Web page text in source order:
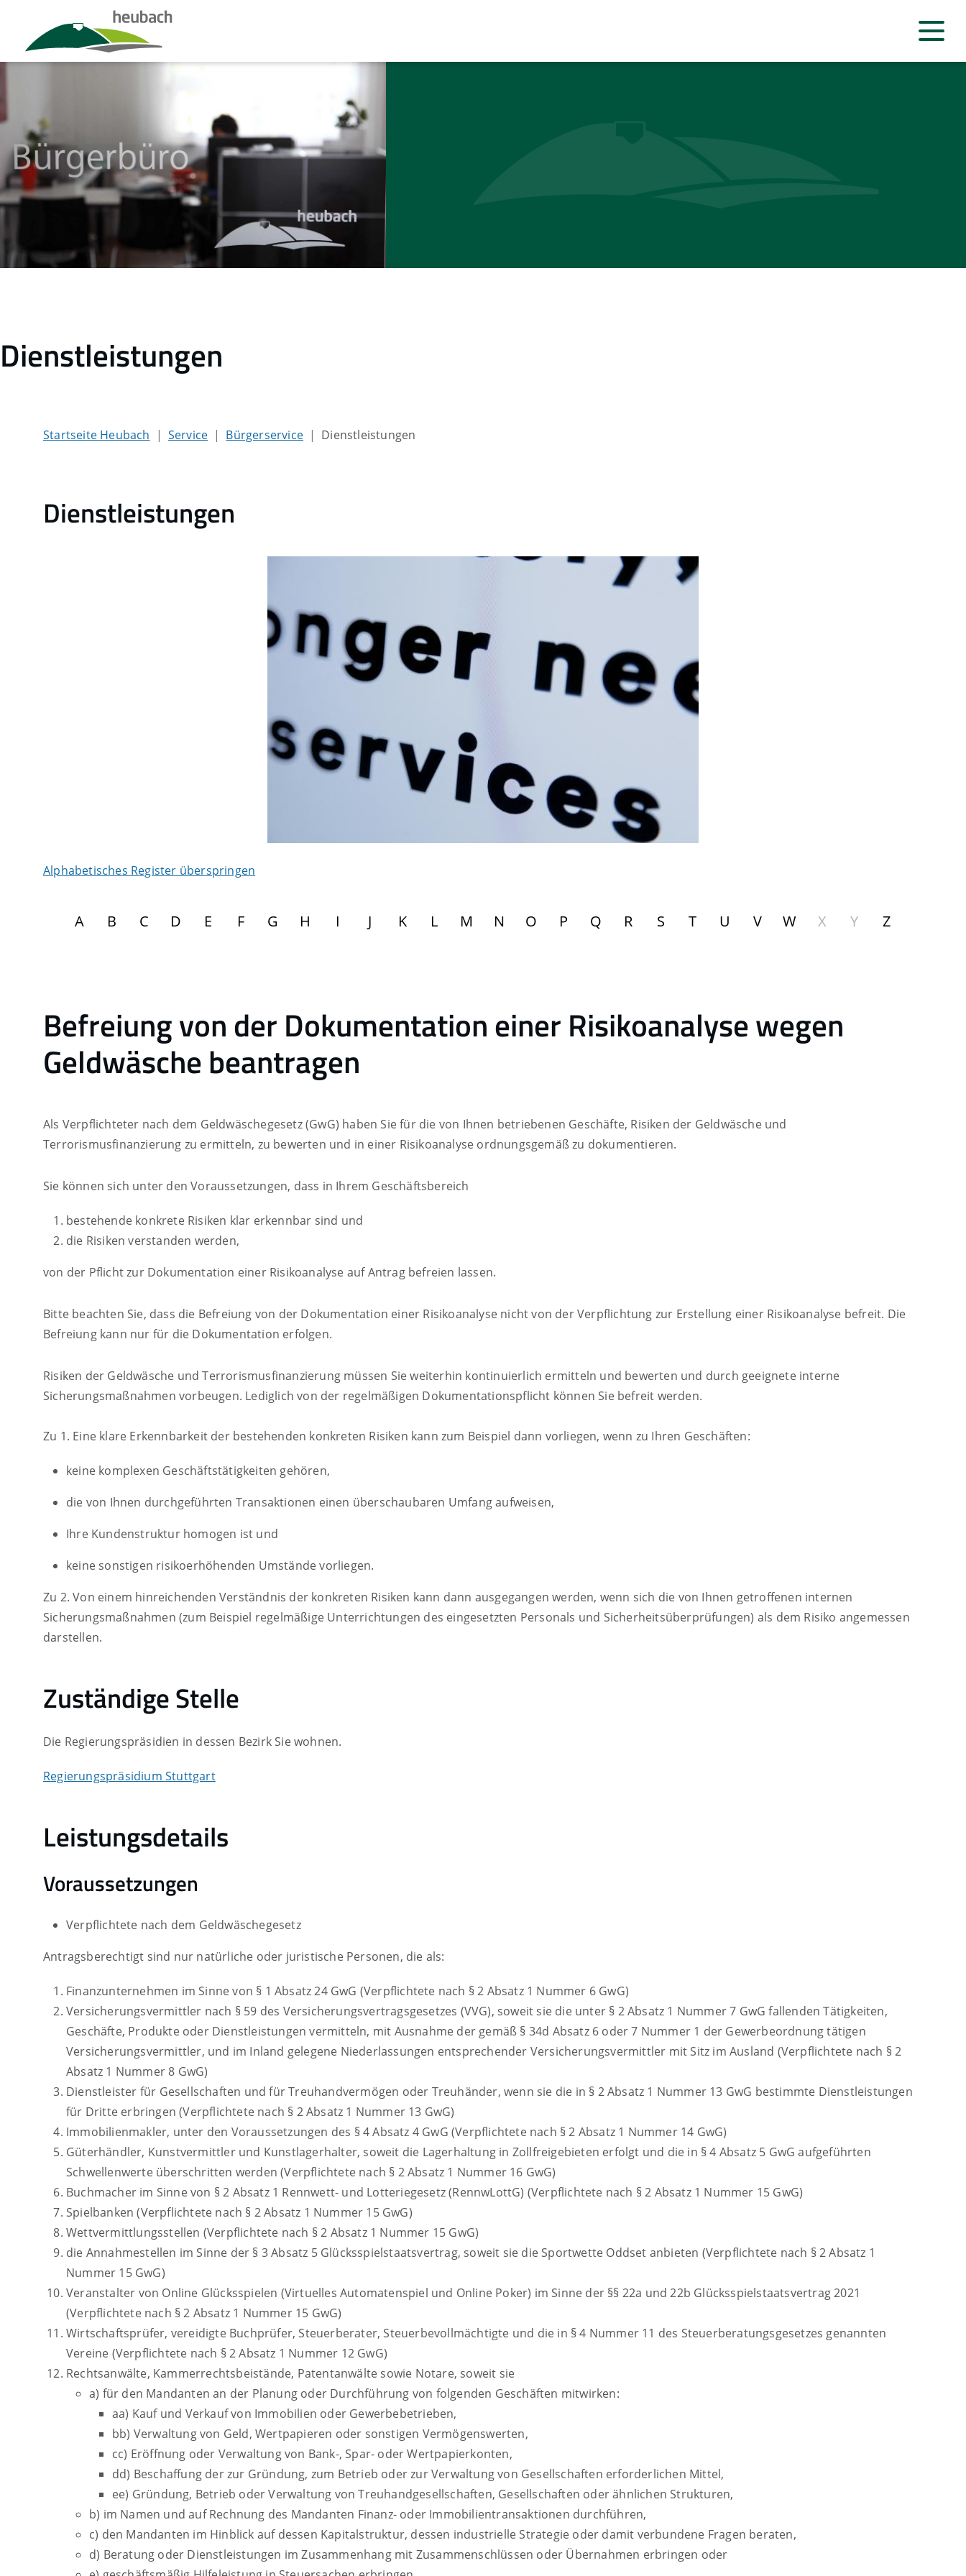
Dienstleistungen
Startseite Heubach Service Bürgerservice Dienstleistungen
Dienstleistungen
Alphabetisches Register überspringen
A B C D E F G H I J K L M N O P Q R S T U V W X Y Z
Befreiung von der Dokumentation einer Risikoanalyse wegen
Geldwäsche beantragen
Als Verpflichteter nach dem Geldwäschegesetz (GwG) haben Sie für die von Ihnen betriebenen Geschäfte, Risiken der Geldwäsche und
Terrorismusfinanzierung zu ermitteln, zu bewerten und in einer Risikoanalyse ordnungsgemäß zu dokumentieren.
Sie können sich unter den Voraussetzungen, dass in Ihrem Geschäftsbereich
bestehende konkrete Risiken klar erkennbar sind und
die Risiken verstanden werden,
von der Pflicht zur Dokumentation einer Risikoanalyse auf Antrag befreien lassen.
Bitte beachten Sie, dass die Befreiung von der Dokumentation einer Risikoanalyse nicht von der Verpflichtung zur Erstellung einer Risikoanalyse befreit. Die
Befreiung kann nur für die Dokumentation erfolgen.
Risiken der Geldwäsche und Terrorismusfinanzierung müssen Sie weiterhin kontinuierlich ermitteln und bewerten und durch geeignete interne
Sicherungsmaßnahmen vorbeugen. Lediglich von der regelmäßigen Dokumentationspflicht können Sie befreit werden.
Zu 1. Eine klare Erkennbarkeit der bestehenden konkreten Risiken kann zum Beispiel dann vorliegen, wenn zu Ihren Geschäften:
keine komplexen Geschäftstätigkeiten gehören,
die von Ihnen durchgeführten Transaktionen einen überschaubaren Umfang aufweisen,
Ihre Kundenstruktur homogen ist und
keine sonstigen risikoerhöhenden Umstände vorliegen.
Zu 2. Von einem hinreichenden Verständnis der konkreten Risiken kann dann ausgegangen werden, wenn sich die von Ihnen getroffenen internen
Sicherungsmaßnahmen (zum Beispiel regelmäßige Unterrichtungen des eingesetzten Personals und Sicherheitsüberprüfungen) als dem Risiko angemessen
darstellen.
Zuständige Stelle
Die Regierungspräsidien in dessen Bezirk Sie wohnen.
Regierungspräsidium Stuttgart
Leistungsdetails
Voraussetzungen
Verpflichtete nach dem Geldwäschegesetz
Antragsberechtigt sind nur natürliche oder juristische Personen, die als:
Finanzunternehmen im Sinne von § 1 Absatz 24 GwG (Verpflichtete nach § 2 Absatz 1 Nummer 6 GwG)
Versicherungsvermittler nach § 59 des Versicherungsvertragsgesetzes (VVG), soweit sie die unter § 2 Absatz 1 Nummer 7 GwG fallenden Tätigkeiten,
Geschäfte, Produkte oder Dienstleistungen vermitteln, mit Ausnahme der gemäß § 34d Absatz 6 oder 7 Nummer 1 der Gewerbeordnung tätigen
Versicherungsvermittler, und im Inland gelegene Niederlassungen entsprechender Versicherungsvermittler mit Sitz im Ausland (Verpflichtete nach § 2
Absatz 1 Nummer 8 GwG)
Dienstleister für Gesellschaften und für Treuhandvermögen oder Treuhänder, wenn sie die in § 2 Absatz 1 Nummer 13 GwG bestimmte Dienstleistungen
für Dritte erbringen (Verpflichtete nach § 2 Absatz 1 Nummer 13 GwG)
Immobilienmakler, unter den Voraussetzungen des § 4 Absatz 4 GwG (Verpflichtete nach § 2 Absatz 1 Nummer 14 GwG)
Güterhändler, Kunstvermittler und Kunstlagerhalter, soweit die Lagerhaltung in Zollfreigebieten erfolgt und die in § 4 Absatz 5 GwG aufgeführten
Schwellenwerte überschritten werden (Verpflichtete nach § 2 Absatz 1 Nummer 16 GwG)
Buchmacher im Sinne von § 2 Absatz 1 Rennwett- und Lotteriegesetz (RennwLottG) (Verpflichtete nach § 2 Absatz 1 Nummer 15 GwG)
Spielbanken (Verpflichtete nach § 2 Absatz 1 Nummer 15 GwG)
Wettvermittlungsstellen (Verpflichtete nach § 2 Absatz 1 Nummer 15 GwG)
die Annahmestellen im Sinne der § 3 Absatz 5 Glücksspielstaatsvertrag, soweit sie die Sportwette Oddset anbieten (Verpflichtete nach § 2 Absatz 1
Nummer 15 GwG)
Veranstalter von Online Glücksspielen (Virtuelles Automatenspiel und Online Poker) im Sinne der §§ 22a und 22b Glücksspielstaatsvertrag 2021
(Verpflichtete nach § 2 Absatz 1 Nummer 15 GwG)
Wirtschaftsprüfer, vereidigte Buchprüfer, Steuerberater, Steuerbevollmächtigte und die in § 4 Nummer 11 des Steuerberatungsgesetzes genannten
Vereine (Verpflichtete nach § 2 Absatz 1 Nummer 12 GwG)
Rechtsanwälte, Kammerrechtsbeistände, Patentanwälte sowie Notare, soweit sie
a) für den Mandanten an der Planung oder Durchführung von folgenden Geschäften mitwirken:
aa) Kauf und Verkauf von Immobilien oder Gewerbebetrieben,
bb) Verwaltung von Geld, Wertpapieren oder sonstigen Vermögenswerten,
cc) Eröffnung oder Verwaltung von Bank-, Spar- oder Wertpapierkonten,
dd) Beschaffung der zur Gründung, zum Betrieb oder zur Verwaltung von Gesellschaften erforderlichen Mittel,
ee) Gründung, Betrieb oder Verwaltung von Treuhandgesellschaften, Gesellschaften oder ähnlichen Strukturen,
b) im Namen und auf Rechnung des Mandanten Finanz- oder Immobilientransaktionen durchführen,
c) den Mandanten im Hinblick auf dessen Kapitalstruktur, dessen industrielle Strategie oder damit verbundene Fragen beraten,
d) Beratung oder Dienstleistungen im Zusammenhang mit Zusammenschlüssen oder Übernahmen erbringen oder